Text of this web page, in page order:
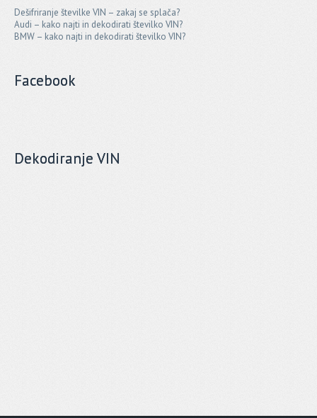
Dešifriranje številke VIN – zakaj se splača?
Audi – kako najti in dekodirati številko VIN?
BMW – kako najti in dekodirati številko VIN?
Facebook
Dekodiranje VIN